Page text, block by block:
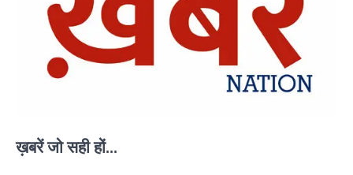
ख़बरें जो सही हों...